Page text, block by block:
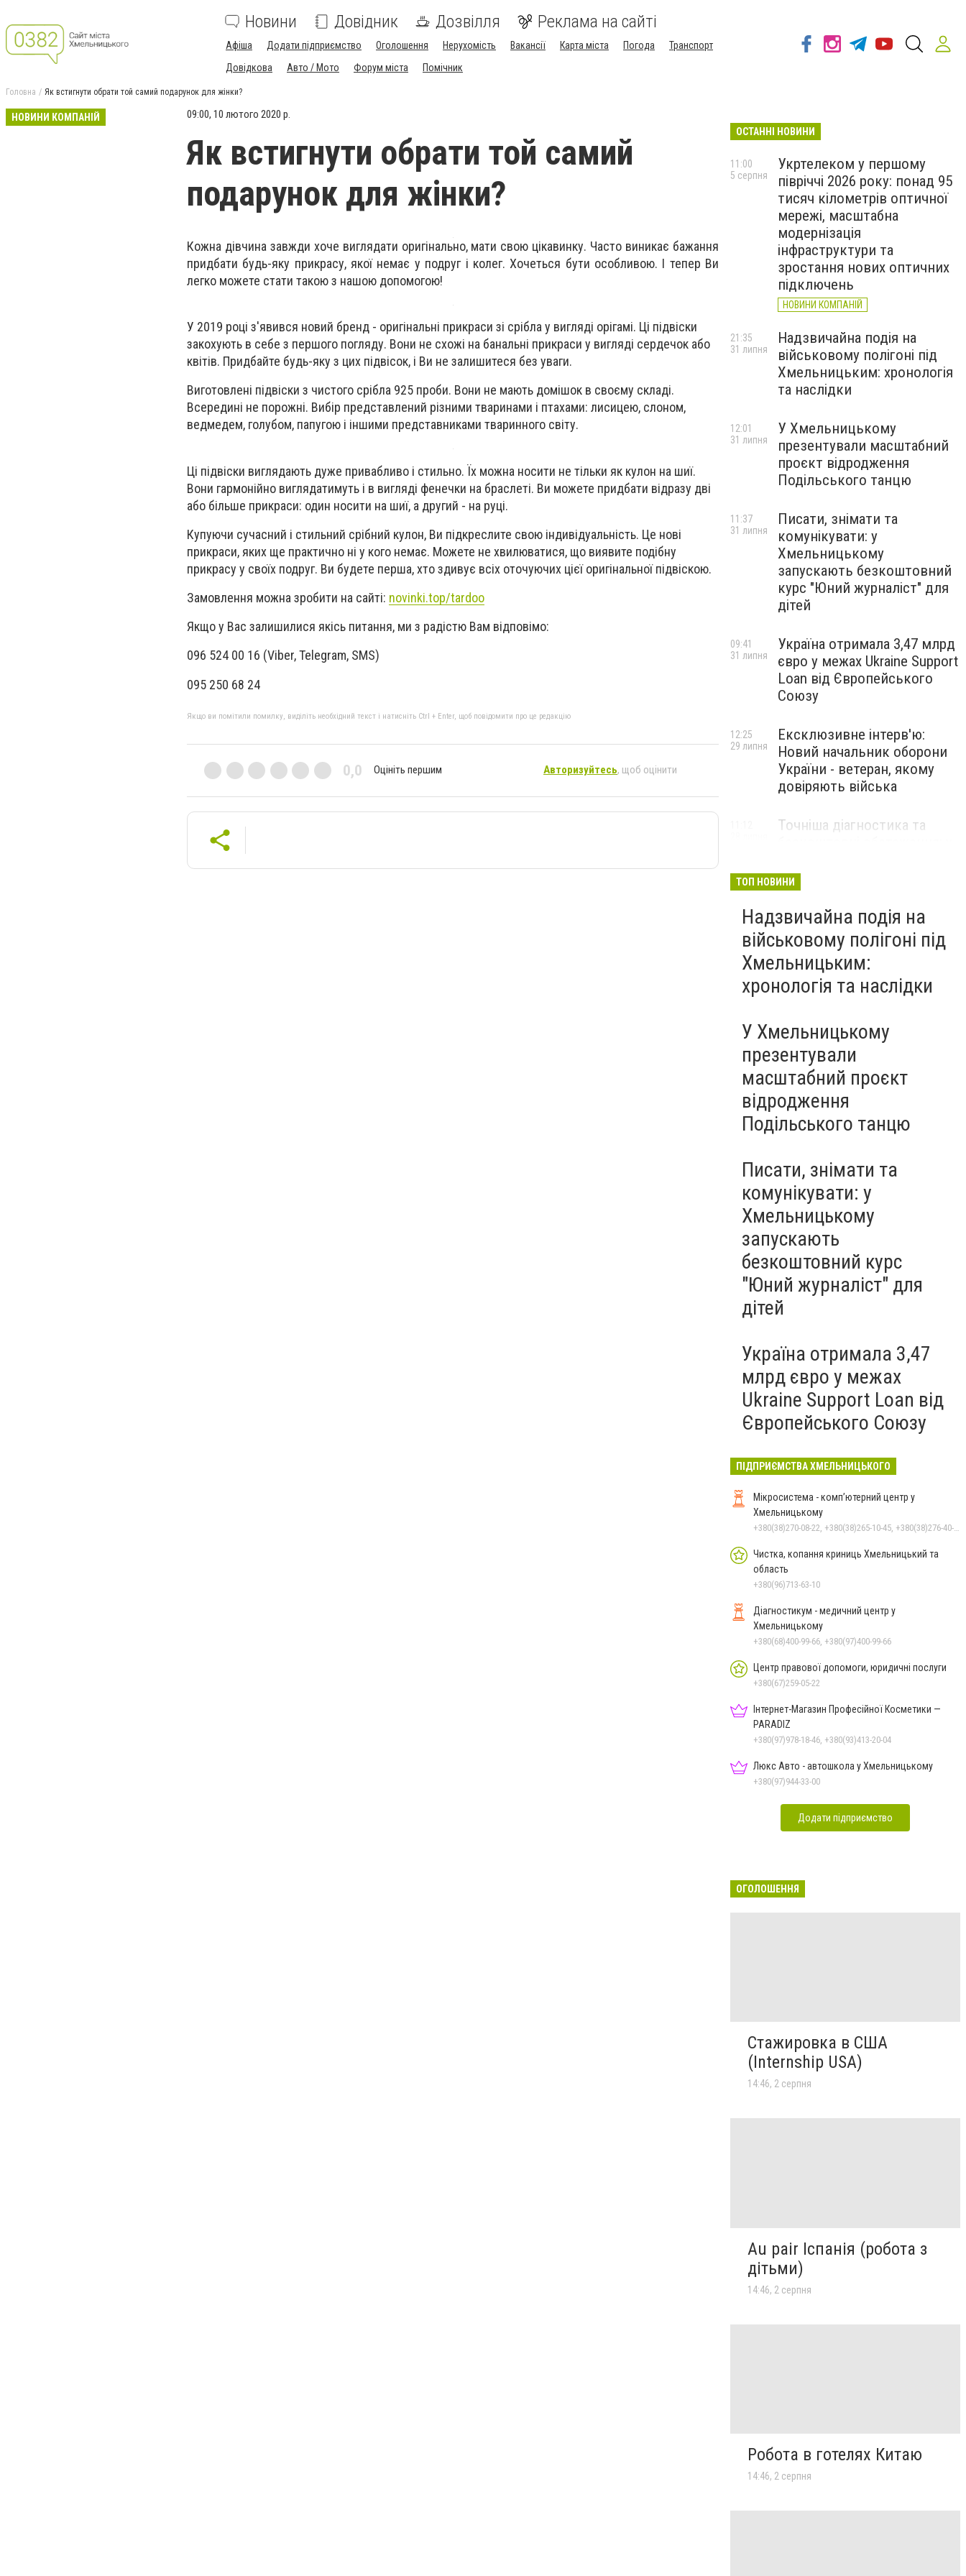
Новини Довідник Дозвілля Реклама на сайті
Афіша Додати підприємство Оголошення Нерухомість Вакансії Карта міста Погода
Транспорт
Довідкова
Авто / Мото Форум міста Помічник
Головна Як встигнути обрати той самий подарунок для жінки?
НОВИНИ КОМПАНІЙ 09:00, 10 лютого 2020 р.
Як встигнути обрати той самий
подарунок для жінки?
Кожна дівчина завжди хоче виглядати оригінально, мати свою цікавинку. Часто виникає бажання
придбати будь-яку прикрасу, якої немає у подруг і колег. Хочеться бути особливою. І тепер Ви
легко можете стати такою з нашою допомогою!
У 2019 році з'явився новий бренд - оригінальні прикраси зі срібла у вигляді орігамі. Ці підвіски
закохують в себе з першого погляду. Вони не схожі на банальні прикраси у вигляді сердечок або
квітів. Придбайте будь-яку з цих підвісок, і Ви не залишитеся без уваги.
Виготовлені підвіски з чистого срібла 925 проби. Вони не мають домішок в своєму складі.
Всередині не порожні. Вибір представлений різними тваринами і птахами: лисицею, слоном,
ведмедем, голубом, папугою і іншими представниками тваринного світу.
Ці підвіски виглядають дуже привабливо і стильно. Їх можна носити не тільки як кулон на шиї.
Вони гармонійно виглядатимуть і в вигляді фенечки на браслеті. Ви можете придбати відразу дві
або більше прикраси: один носити на шиї, а другий - на руці.
Купуючи сучасний і стильний срібний кулон, Ви підкреслите свою індивідуальність. Це нові
прикраси, яких ще практично ні у кого немає. Можете не хвилюватися, що виявите подібну
прикрасу у своїх подруг. Ви будете перша, хто здивує всіх оточуючих цієї оригінальної підвіскою.
Замовлення можна зробити на сайті: novinki.top/tardoo
Якщо у Вас залишилися якісь питання, ми з радістю Вам відповімо:
096 524 00 16 (Viber, Telegram, SMS)
095 250 68 24
Якщо ви помітили помилку, виділіть необхідний текст і натисніть Ctrl + Enter, щоб повідомити про це редакцію
0,0 Оцініть першим Авторизуйтесь, щоб оцінити
ОСТАННІ НОВИНИ
Укртелеком у першому
півріччі 2026 року: понад 95
тисяч кілометрів оптичної
мережі, масштабна
модернізація
інфраструктури та
зростання нових оптичних
підключень
НОВИНИ КОМПАНІЙ
11:00
5 серпня
Надзвичайна подія на
військовому полігоні під
Хмельницьким: хронологія
та наслідки
21:35
31 липня
У Хмельницькому
презентували масштабний
проєкт відродження
Подільського танцю
12:01
31 липня
Писати, знімати та
комунікувати: у
Хмельницькому
запускають безкоштовний
курс "Юний журналіст" для
дітей
11:37
31 липня
Україна отримала 3,47 млрд
євро у межах Ukraine Support
Loan від Європейського
Союзу
09:41
31 липня
Ексклюзивне інтерв'ю:
Новий начальник оборони
України - ветеран, якому
довіряють війська
12:25
29 липня
Точніша діагностика та
протипухлинному центрі
запрацював новий
томограф
Паперовий флот замість
Чорноморського: як реальні
втрати Росії перетворилися
на дитячу аплікацію
23:42
27 липня
ТОП НОВИНИ
Надзвичайна подія на
військовому полігоні під
Хмельницьким:
хронологія та наслідки
У Хмельницькому
презентували
масштабний проєкт
відродження
Подільського танцю
Писати, знімати та
комунікувати: у
Хмельницькому
запускають
безкоштовний курс
"Юний журналіст" для
дітей
Україна отримала 3,47
млрд євро у межах
Ukraine Support Loan від
Європейського Союзу
ПІДПРИЄМСТВА ХМЕЛЬНИЦЬКОГО
Мікросистема - комп’ютерний центр у
Хмельницькому
+380(38)270-08-22, +380(38)265-10-45, +380(38)276-40-56, +380(38)270-08-23
Чистка, копання криниць Хмельницький та
область
+380(96)713-63-10
Діагностикум - медичний центр у
Хмельницькому
+380(68)400-99-66, +380(97)400-99-66
Центр правової допомоги, юридичні послуги
+380(67)259-05-22
Інтернет-Магазин Професійної Косметики —
PARADIZ
+380(97)978-18-46, +380(93)413-20-04
Люкс Авто - автошкола у Хмельницькому
+380(97)944-33-00
Додати підприємство
ОГОЛОШЕННЯ
Стажировка в США
(Internship USA)
14:46, 2 серпня
Au pair Іспанія (робота з
дітьми)
14:46, 2 серпня
Робота в готелях Китаю
14:46, 2 серпня